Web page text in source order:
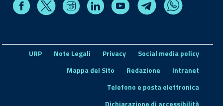
FacebookX InstagramLinkedin Youtube TelegramWhatsapp
URP Note Legali Privacy
Social media policy
Mappa del Sito
Redazione
Intranet
Telefono e posta elettronica
Dichiarazione di accessibilità